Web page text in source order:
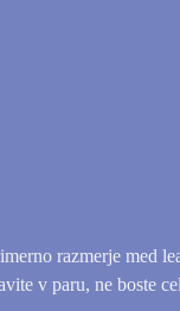
razmerje med
v paru, ne boste